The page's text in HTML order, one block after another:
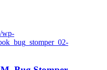
wp-